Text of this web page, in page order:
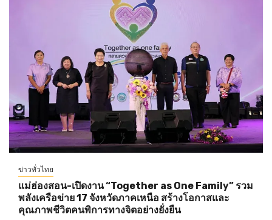
ข่าวทั่วไทย
แม่ฮ่องสอน-เปิดงาน “Together as One Family” รวม
พลังเครือข่าย 17 จังหวัดภาคเหนือ สร้างโอกาสและ
คุณภาพชีวิตคนพิการทางจิตอย่างยั่งยืน